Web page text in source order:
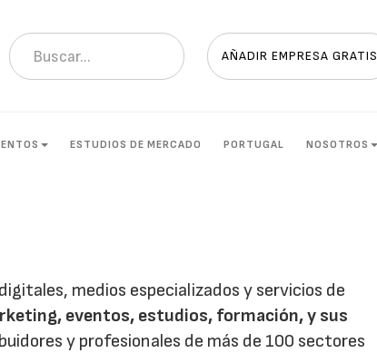
AÑADIR EMPRESA GRATIS
ESTUDIOS DE MERCADO PORTUGAL NOSOTROS
medios especializados y servicios de
eventos, estudios, formación, y sus
y profesionales de más de 100 sectores